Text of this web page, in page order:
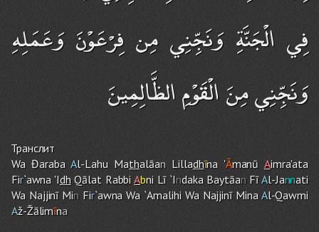
فِي الْجَنَّةِ وَنَجِّنِي مِن فِرْعَوْنَ وَعَمَلِهِ
وَنَجِّنِي مِنَ الْقَوْمِ الظَّالِمِينَ
Транслит
Wa ĐarabaAl-LahuMathalāanLilladhīna 'Āmanū Aimra'ata
Fir`awna 'IdhQālat RabbiAbni Lī `Indaka BaytāanFīAl-Jannati
Wa Najjinī Min Fir`awna Wa `AmalihiWa Najjinī MinaAl-Qawmi
Až-Žālimīna